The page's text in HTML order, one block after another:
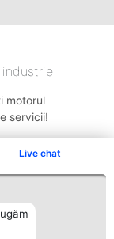
Live chat
motorul
servicii!